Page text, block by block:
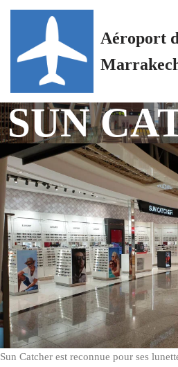
au
Aéroport
SUN
Sun Catcher est reconnue pour ses